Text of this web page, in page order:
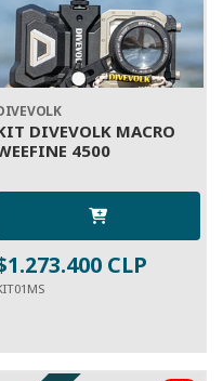
DIVEVOLK MACRO
4500
CLP